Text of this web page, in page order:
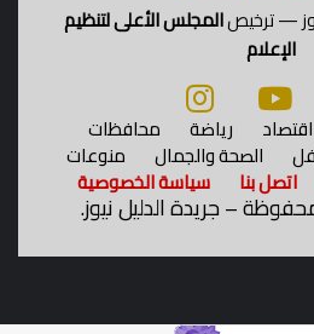
— ترخيصالمجلس الأعلى لتنظيم
الإعلام
اقتصاد رياضة محافظات
الصحة والجمال منوعات
اتصل بنا سياسة الخصوصية
– جريدة الدليل نيوز.